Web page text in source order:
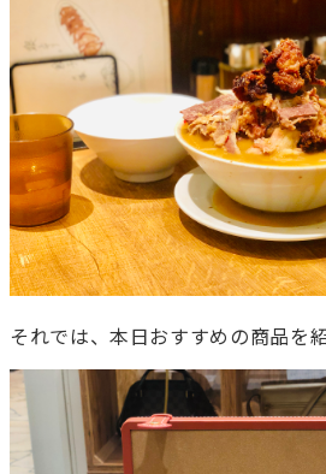
それでは、本日おすすめの商品を